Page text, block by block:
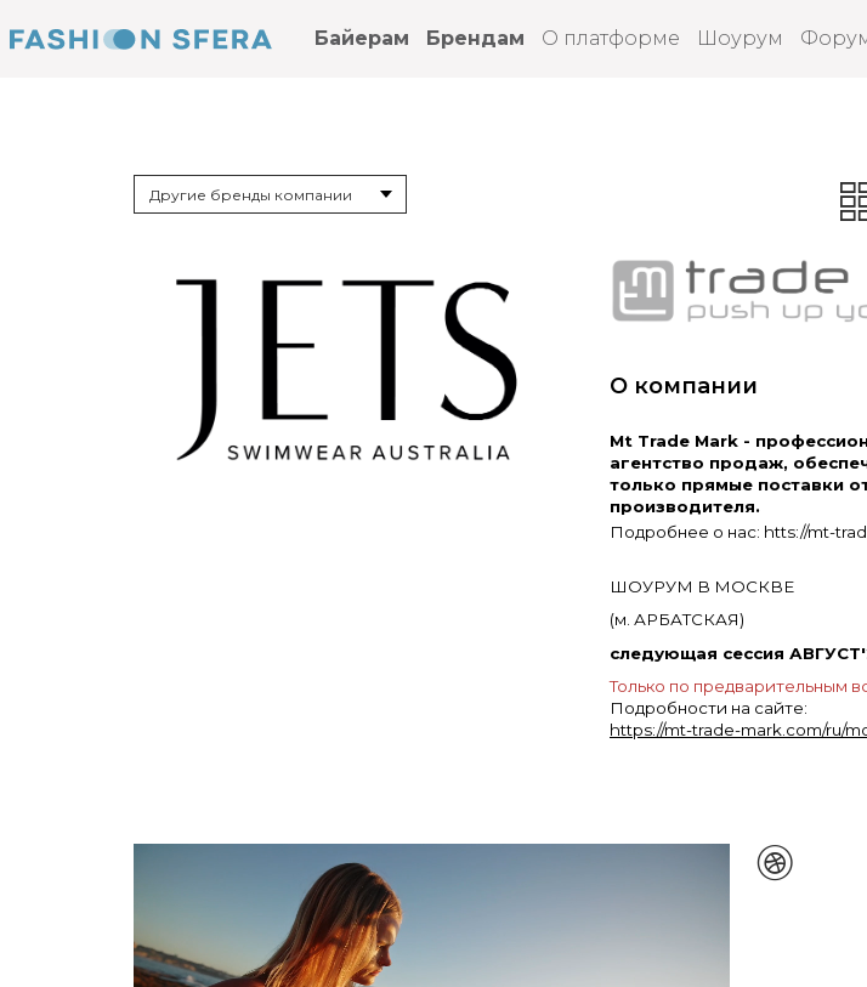
Байерам Брендам О платформе Шоурум
Другие бренды компании
О компании
Mt Trade Mark -
агентство продаж,
только прямые поставки
производителя.
Подробнее о нас: htts://mt-
ШОУРУМ В МОСКВЕ
(м. АРБАТСКАЯ)
следующая сессия
Только по предварительным
Подробности на сайте:
https://mt-trade-mark.com/ru/